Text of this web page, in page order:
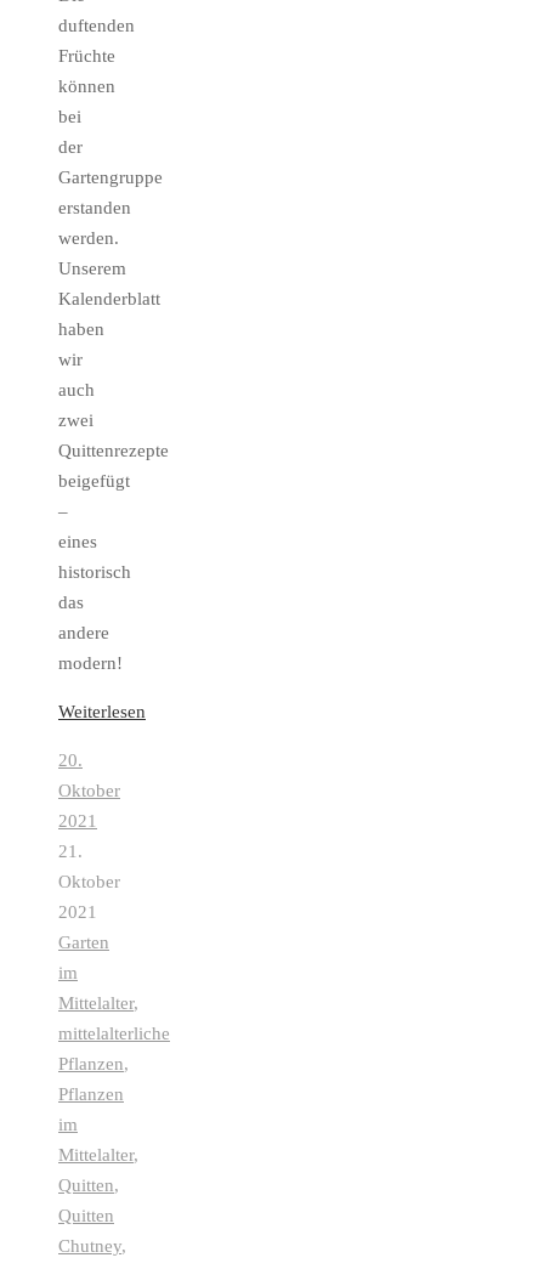
duftenden
Früchte
können
bei
der
Gartengruppe
erstanden
werden.
Unserem
Kalenderblatt
haben
wir
auch
zwei
Quittenrezepte
beigefügt
–
eines
historisch
das
andere
modern!
Weiterlesen
20.
Oktober
2021
21.
Oktober
2021
Garten
im
Mittelalter,
mittelalterliche
Pflanzen,
Pflanzen
im
Mittelalter,
Quitten,
Quitten
Chutney,